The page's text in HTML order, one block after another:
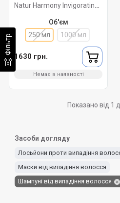
Фільтр
Natur Harmony ​Invigorating
Об'єм
250 мл
1000 мл
1630 грн.
Немає в наявності
Показано від 1
Засоби догляду
Лосьйони проти випадіння
Маски від випадіння волосся
Шампуні від випадіння волосся